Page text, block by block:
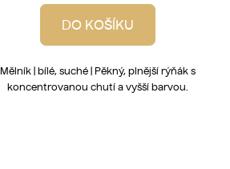
DO KOŠÍKU
Mělník | bílé, suché | Pěkný, plnější rýňák s
koncentrovanou chutí a vyšší barvou.